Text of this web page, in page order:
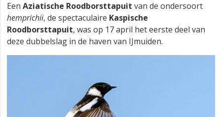
Een Aziatische Roodborsttapuit van de ondersoort
hemprichii, de spectaculaire Kaspische
Roodborsttapuit, was op 17 april het eerste deel van
deze dubbelslag in de haven van IJmuiden.